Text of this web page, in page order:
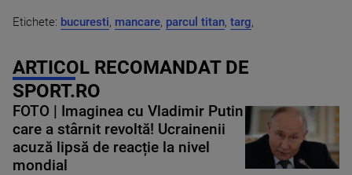
Etichete: bucuresti, mancare, parcul titan, targ,
ARTICOL RECOMANDAT DE
SPORT.RO
FOTO | Imaginea cu Vladimir Putin
care a stârnit revoltă! Ucrainenii
acuză lipsă de reacție la nivel
mondial